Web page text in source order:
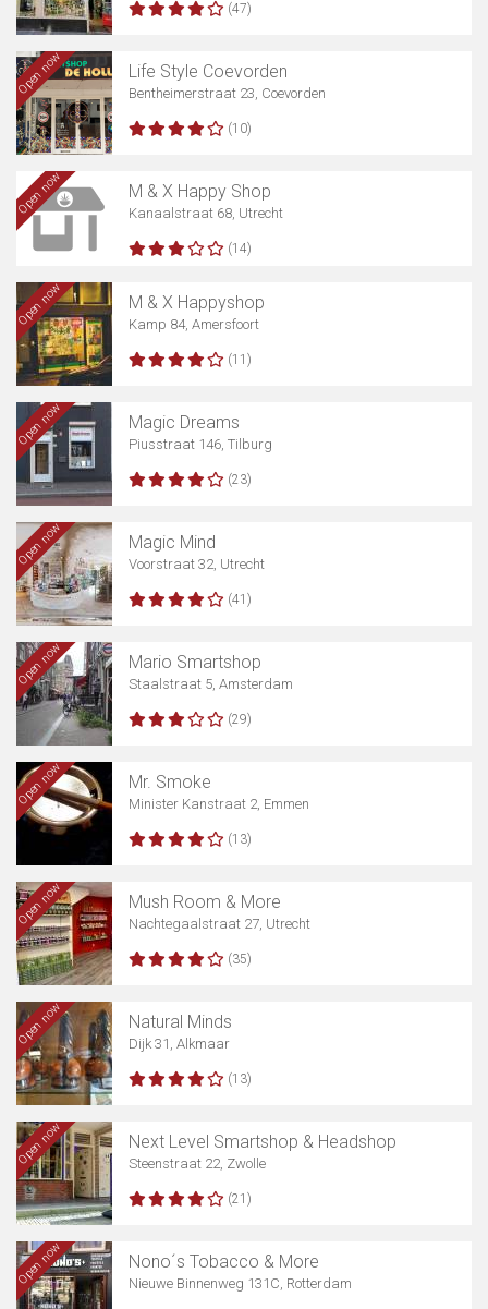
(47)
Open now Life Style Coevorden
Bentheimerstraat 23, Coevorden
(10)
Open now M & X Happy Shop
Kanaalstraat 68, Utrecht
(14)
Open now M & X Happyshop
Kamp 84, Amersfoort
(11)
Open now Magic Dreams
Piusstraat 146, Tilburg
(23)
Open now Magic Mind
Voorstraat 32, Utrecht
(41)
Open now Mario Smartshop
Staalstraat 5, Amsterdam
(29)
Open now Mr. Smoke
Minister Kanstraat 2, Emmen
(13)
Open now Mush Room & More
Nachtegaalstraat 27, Utrecht
(35)
Open now Natural Minds
Dijk 31, Alkmaar
(13)
Open now Next Level Smartshop & Headshop
Steenstraat 22, Zwolle
(21)
Open now Nono´s Tobacco & More
Nieuwe Binnenweg 131C, Rotterdam